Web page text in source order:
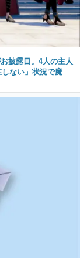
披露目。4人の主人
ない」状況で魔